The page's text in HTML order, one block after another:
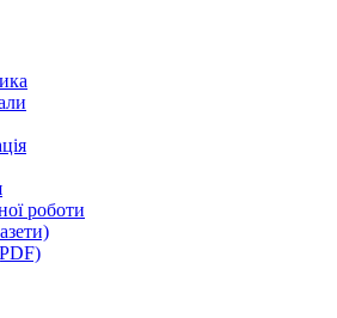
роботи